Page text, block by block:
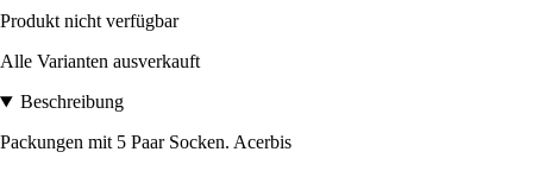
Produkt nicht verfügbar
Alle Varianten ausverkauft
Beschreibung
Packungen mit 5 Paar Socken. Acerbis